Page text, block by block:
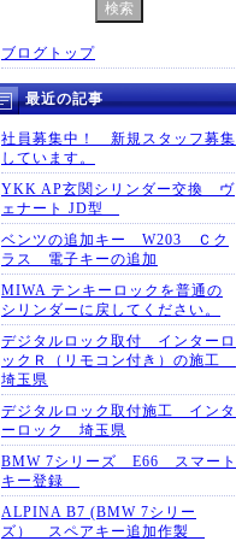
ブログトップ
最近の記事
社員募集中！ 新規スタッフ募集
しています。
YKK AP玄関シリンダー交換 ヴ
ェナート JD型
ベンツの追加キー W203 Ｃク
ラス 電子キーの追加
MIWA テンキーロックを普通の
シリンダーに戻してください。
デジタルロック取付 インターロ
ックＲ（リモコン付き）の施工
埼玉県
デジタルロック取付施工 インタ
ーロック 埼玉県
BMW 7シリーズ E66 スマート
キー登録
ALPINA B7 (BMW 7シリー
ズ） スペアキー追加作製